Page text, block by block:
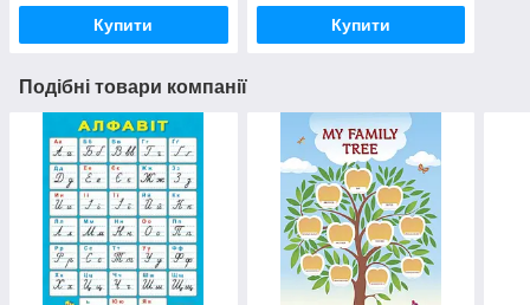
Купити Купити
Подібні товари компанії